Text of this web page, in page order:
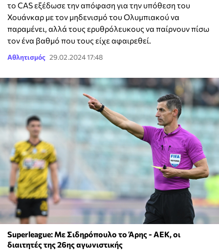
το CAS εξέδωσε την απόφαση για την υπόθεση του
Χουάνκαρ με τον μηδενισμό του Ολυμπιακού να
παραμένει, αλλά τους ερυθρόλευκους να παίρνουν πίσω
τον ένα βαθμό που τους είχε αφαιρεθεί.
Αθλητισμός 29.02.2024 17:48
Superleague: Με Σιδηρόπουλο το Άρης - ΑΕΚ, οι
διαιτητές της 26ης αγωνιστικής